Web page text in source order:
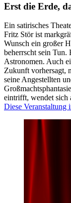
Erst die Erde,
Ein satirisches
Fritz Stör ist
Wunsch ein großer
beherrscht sein Tun.
Astronomen. Auch
Zukunft vorhersagt,
seine Angestellten
eintrifft, wendet sich
Diese Veranstaltung